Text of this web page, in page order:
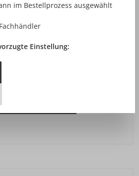
/
für Werkzeuge
im Bestellprozess ausgewählt
Einstellung: